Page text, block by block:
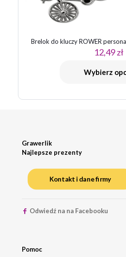
Brelok do kluczy ROWER
12,49zł
Wybierz
Grawerlik
Najlepsze prezenty
Kontakt i dane firmy
Odwiedź na na Facebooku
Pomoc